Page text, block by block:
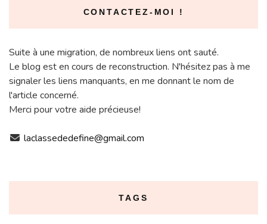
CONTACTEZ-MOI !
Suite à une migration, de nombreux liens ont sauté.
Le blog est en cours de reconstruction. N'hésitez pas à me
signaler les liens manquants, en me donnant le nom de
l'article concerné.
Merci pour votre aide précieuse!
laclassededefine@gmail.com
TAGS